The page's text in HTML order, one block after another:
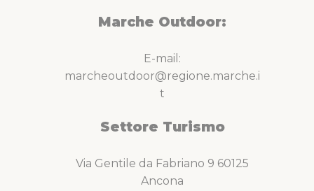
Marche Outdoor:
E-mail:
marcheoutdoor@regione.marche.i
t
Settore Turismo
Via Gentile da Fabriano 9 60125
Ancona